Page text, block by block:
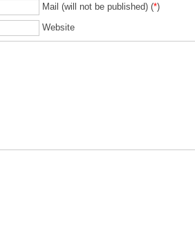
Mail (will not be published) (*)
Website